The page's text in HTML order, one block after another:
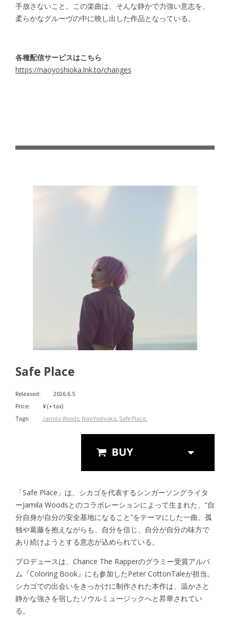
手放さないこと。この楽曲は、そんな静かで力強い意志を、
柔らかなグルーヴの中に映し出した作品となっている。
各種配信サービスはこちら
https://naoyoshioka.lnk.to/changes
Safe Place
Released:
2026.6.5
Price:
¥ (+ tax)
Tags:
Jamila Woods, Nao Yoshioka Safe Place,
「Safe Place」は、シカゴを代表するシンガーソングライタ
ーJamila Woodsとのコラボレーションによって生まれた、“自
分自身が自分の安全基地になること”をテーマにした一曲。孤
独や葛藤を抱えながらも、自分を信じ、自分が自分の味方で
あり続けようとする意志が込められている。
プロデュースは、Chance The Rapperのグラミー受賞アルバ
ム『Coloring Book』にも参加したPeter CottonTaleが担当。
シカゴでの出会いをきっかけに制作された本作は、温かさと
静かな強さを宿したソウルミュージックへと昇華されてい
る。